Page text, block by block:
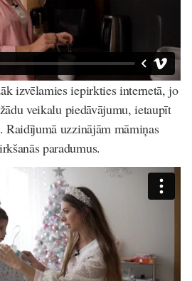
izvēlamies iepirkties internetā, jo
veikalu piedāvājumu, ietaupīt
Raidījumā uzzinājām māmiņas
paradumus.